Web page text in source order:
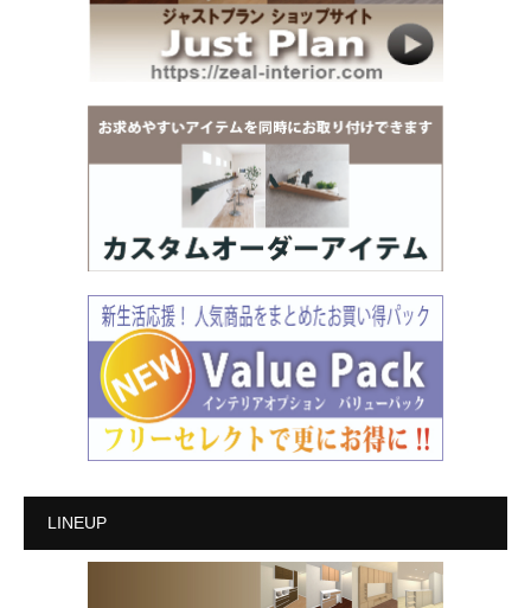
LINEUP